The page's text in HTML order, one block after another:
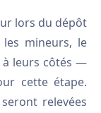
lors du dépôt
mineurs, le
leurs côtés —
cette étape.
seront relevées